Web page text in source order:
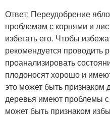
Ответ: Переудобрение
проблемам с корнями и
избегать его. Чтобы
рекомендуется проводить
проанализировать
плодоносят хорошо и
это может быть признаком
деревья имеют проблемы
может быть признаком